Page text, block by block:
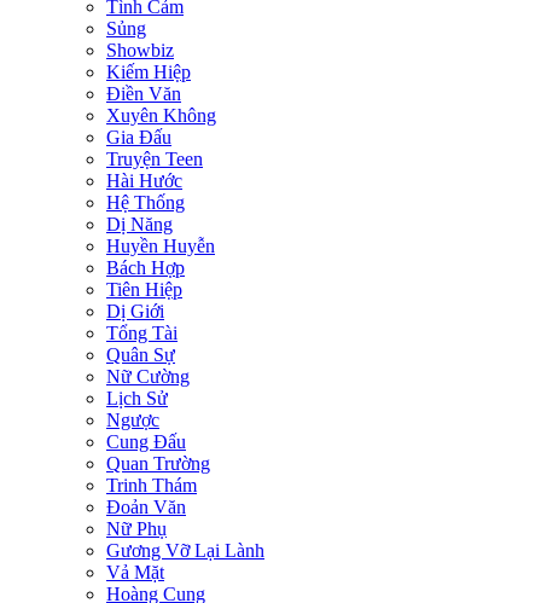
Tình Cảm
Sủng
Showbiz
Kiếm Hiệp
Điền Văn
Xuyên Không
Gia Đấu
Truyện Teen
Hài Hước
Hệ Thống
Dị Năng
Huyền Huyễn
Bách Hợp
Tiên Hiệp
Dị Giới
Tổng Tài
Quân Sự
Nữ Cường
Lịch Sử
Ngược
Cung Đấu
Quan Trường
Trinh Thám
Đoản Văn
Nữ Phụ
Gương Vỡ Lại Lành
Vả Mặt
Hoàng Cung